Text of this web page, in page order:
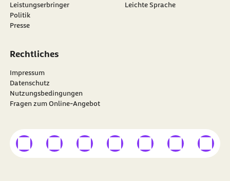
Leistungserbringer
Politik
Presse
Leichte Sprache
Rechtliches
Impressum
Datenschutz
Nutzungsbedingungen
Fragen zum Online-Angebot
Besuchen Sie dieBARMER auf
externer Linkexterner Linkexterner Linkexterner Linkexterner Linkexterner Link